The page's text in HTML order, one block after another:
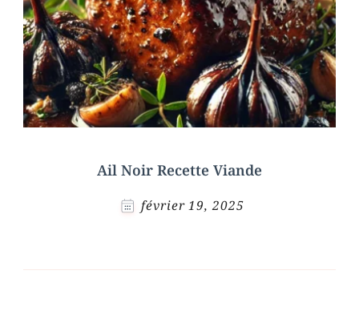
Ail Noir Recette Viande
février 19, 2025